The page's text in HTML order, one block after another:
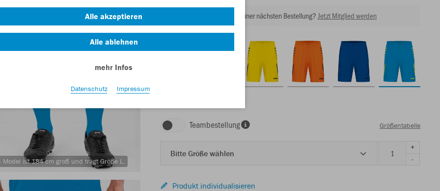
Model ist 184 cm groß und trägt Größe L.
Lust auf 30% Rabatt bei Deiner nächsten Bestellung? Jetzt Mitglied werden
Teambestellung Größentabelle
Bitte Größe wählen
+
-
Produkt individualisieren
Alle akzeptieren
Alle ablehnen
mehr Infos
Datenschutz Impressum